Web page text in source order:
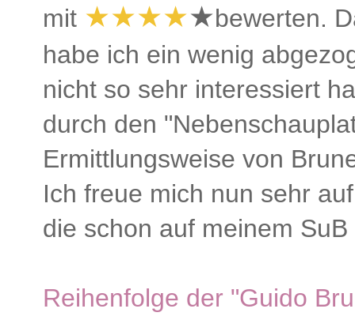
mit ★★★★★bewerten.
habe ich ein wenig
nicht so sehr interessiert
durch den
Ermittlungsweise von
Ich freue mich nun sehr
die schon auf meinem
Reihenfolge der "Guido